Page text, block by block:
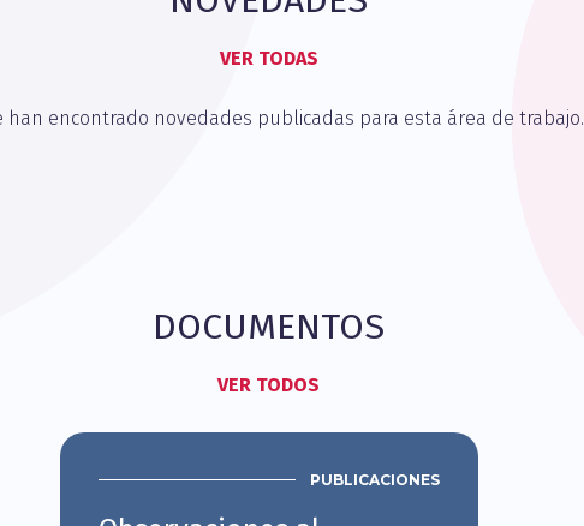
VER TODAS
han encontrado novedades publicadas para esta área de trabajo.
DOCUMENTOS
VER TODOS
PUBLICACIONES